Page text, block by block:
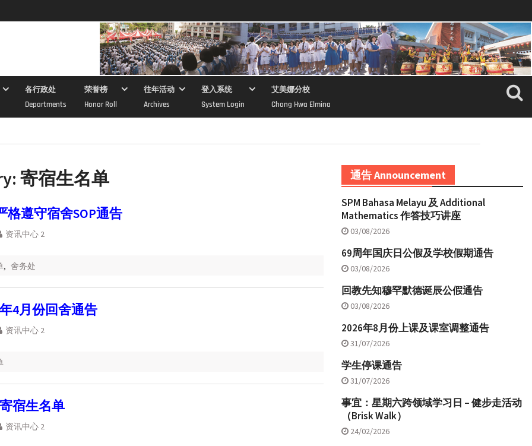
各行政处
Departments
荣誉榜
Honor Roll
往年活动
Archives
登入系统
System Login
艾美娜分校
Chong Hwa Elmina
寄宿生名单
格遵守宿舍SOP通告
资讯中心 2
, 舍务处
4月份回舍通告
资讯中心 2
宿生名单
资讯中心 2
通告 Announcement
SPM Bahasa Melayu 及 Additional
Mathematics 作答技巧讲座
03/08/2026
69周年国庆日公假及学校假期通告
03/08/2026
回教先知穆罕默德诞辰公假通告
03/08/2026
2026年8月份上课及课室调整通告
31/07/2026
学生停课通告
31/07/2026
事宜：星期六跨领域学习日 – 健步走活动
（Brisk Walk）
24/02/2026